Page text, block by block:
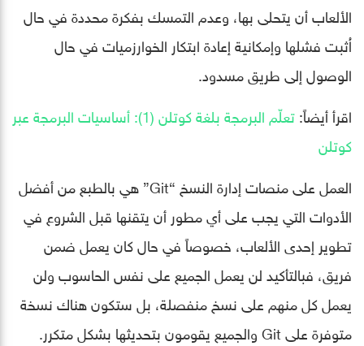
الألعاب أن يتحلى بها، وعدم التمسك بفكرة محددة في حال
اُثبت فشلها وإمكانية إعادة ابتكار الخوارزميات في حال
الوصول إلى طريق مسدود.
اقرأ أيضاً:
تعلّم البرمجة بلغة كوتلن (1): أساسيات البرمجة عبر
كوتلن
العمل على منصات إدارة النسخ “Git” هي بالطبع من أفضل
الأدوات التي يجب على أي مطور أن يتقنها قبل الشروع في
تطوير إحدى الألعاب، خصوصاً في حال كان يعمل ضمن
فريق، فبالتأكيد لن يعمل الجميع على نفس الحاسوب ولن
يعمل كل منهم على نسخ منفصلة، بل ستكون هناك نسخة
متوفرة على Git والجميع يقومون بتحديثها بشكل متكرر.